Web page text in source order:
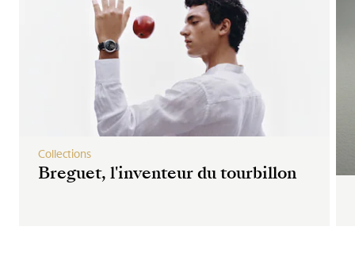
Breguet, l'inventeur du tourbillon
Collections